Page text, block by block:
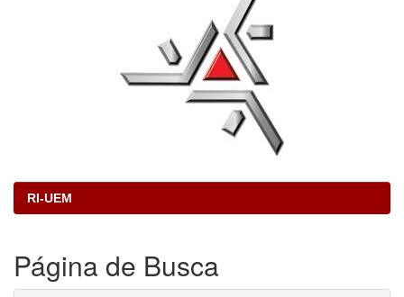
RI-UEM
Página de Busca